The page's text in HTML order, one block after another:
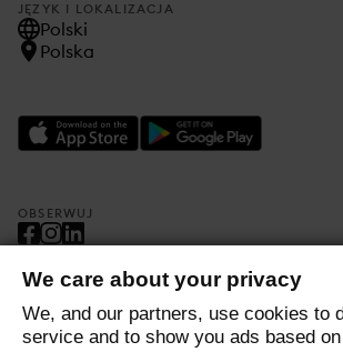
We care about your privacy
We, and our partners, use cookies to
service and to show you ads based
JĘZYK I LOKALIZACJA
Polski
Polska
OBSERWUJ
Polityka prywatności
Regulamin